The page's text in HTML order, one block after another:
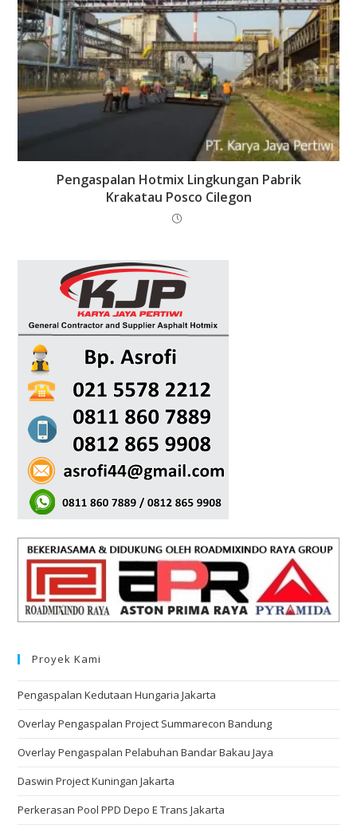
Pengaspalan Hotmix Lingkungan Pabrik
Krakatau Posco Cilegon
Proyek Kami
Pengaspalan Kedutaan Hungaria Jakarta
Overlay Pengaspalan Project Summarecon Bandung
Overlay Pengaspalan Pelabuhan Bandar Bakau Jaya
Daswin Project Kuningan Jakarta
Perkerasan Pool PPD Depo E Trans Jakarta